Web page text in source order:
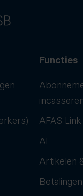
Functies
AFAS
AI
Artikelen
Betalingen